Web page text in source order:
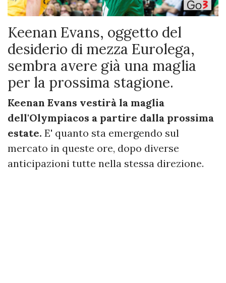
Keenan Evans, oggetto del
desiderio di mezza Eurolega,
sembra avere già una maglia
per la prossima stagione.
Keenan Evans vestirà la maglia
dell'Olympiacos a partire dalla prossima
estate. E' quanto sta emergendo sul
mercato in queste ore, dopo diverse
anticipazioni tutte nella stessa direzione.